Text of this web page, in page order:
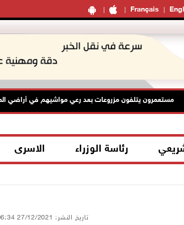
Français
مستعمرون يتلفون مزروعات بعد رعي مواشيهم في أراضي المغير
رئاسة الوزراء الاسرى
تاريخ النشر: 27/12/2021 06:34 م